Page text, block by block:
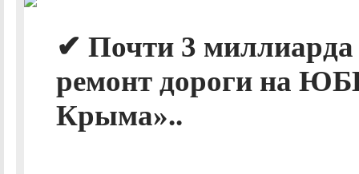
✔ Почти 3
ремонт дороги на
Крыма»..